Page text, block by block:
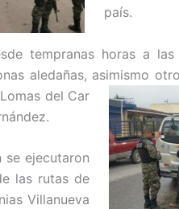
país.
tempranas horas a
aledañas, asimismo
del Car
se ejecutaron
las rutas de
Villanueva